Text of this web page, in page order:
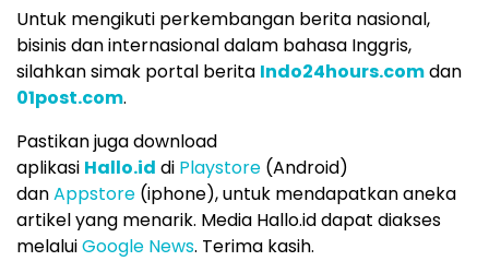
Untuk mengikuti perkembangan berita nasional,
bisinis dan internasional dalam bahasa Inggris,
silahkan simak portal berita Indo24hours.comdan
01post.com.
Pastikan juga download
aplikasi Hallo.id di Playstore (Android)
danAppstore (iphone), untuk mendapatkan aneka
artikel yang menarik. Media Hallo.id dapat diakses
melaluiGoogle News. Terima kasih.